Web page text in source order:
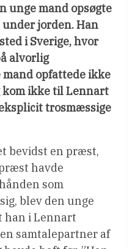
unge mand opsøgte
jorden. Han
i Sverige, hvor
alvorlig
opfattede ikke
kom ikke til Lennart
trosmæssige
bevidst en præst,
havde
som
blev den unge
han i Lennart
samtalepartner af